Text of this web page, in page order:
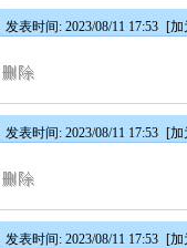
发表时间: 2023/08/11 17:53 [加
发表时间: 2023/08/11 17:53 [加
发表时间: 2023/08/11 17:53 [加